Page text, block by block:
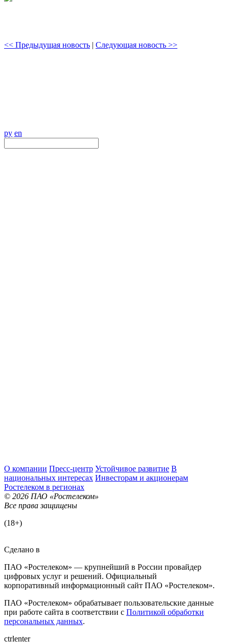
<< Предыдущая новость | Следующая новость >>
ру en
О компании Пресс-центр Устойчивое развитие В
национальных интересах Инвесторам и акционерам
Ростелеком в регионах
© 2026 ПАО «Ростелеком»
Все права защищены
(18+)
Сделано в
ПАО «Ростелеком» — крупнейший в России провайдер
цифровых услуг и решений. Официальный
корпоративный информационный сайт ПАО «Ростелеком».
ПАО «Ростелеком» обрабатывает пользовательские данные
при работе сайта в соответствии с Политикой обработки
персональных данных.
ctrlenter